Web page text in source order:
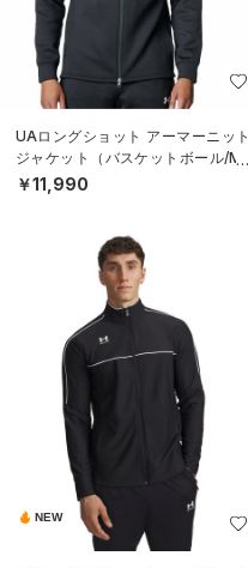
UAロングショット アーマーニット
ジャケット（バスケットボール/ME
N）
￥11,990
NEW